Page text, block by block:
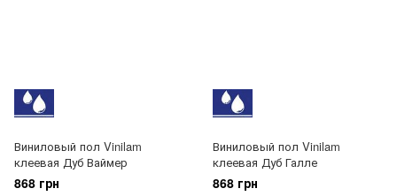
Виниловый пол Vinilam
клеевая Дуб Ваймер
868 грн
Виниловый пол Vinilam
клеевая Дуб Галле
868 грн